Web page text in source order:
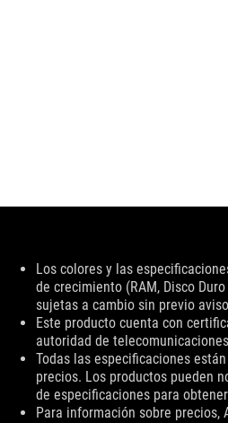
Descargo
responsabilidad
Los colores y las
de crecimiento (RAM, Disco
sujetas a cambio sin previo
Este producto cuenta con
autoridad de
Todas las especificaciones
precios. Los productos pueden
de especificaciones para
Para información sobre precios,